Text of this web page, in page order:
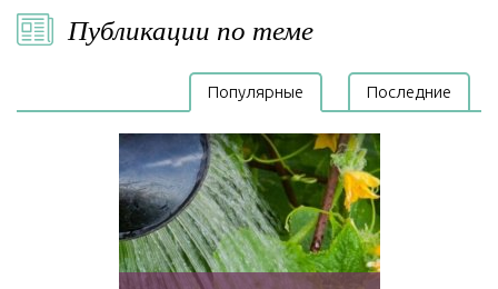
Публикации по теме
Популярные Последние